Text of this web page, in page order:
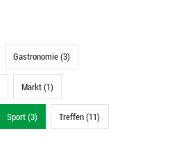
Gastronomie (3)
Markt (1)
Sport (3) Treffen (11)